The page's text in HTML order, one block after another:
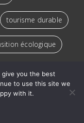
tourisme durable
écologique
you the best
to use this site we
with it.